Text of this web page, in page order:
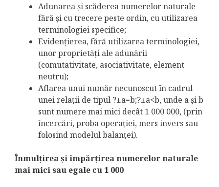
Adunarea şi scăderea numerelor naturale
fără şi cu trecere peste ordin, cu utilizarea
terminologiei specifice;
Evidenţierea, fără utilizarea terminologiei,
unor proprietăţi ale adunării
(comutativitate, asociativitate, element
neutru);
Aflarea unui număr necunoscut în cadrul
unei relaţii de tipul ?±a=b;?±a<b, unde a şi b
sunt numere mai mici decât 1 000 000, (prin
încercări, proba operaţiei, mers invers sau
folosind modelul balanţei).
Înmulţirea şi împărţirea numerelor naturale
mai mici sau egale cu 1 000